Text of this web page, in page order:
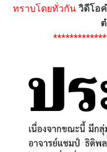
ทราบโดยทั่วกัน วิดีโอ